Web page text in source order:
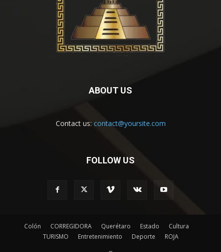
ABOUT US
Contact us: contact@yoursite.com
FOLLOW US
Colón CORREGIDORA Querétaro Estado
Cultura
TURISMO
Entretenimiento Deporte ROJA